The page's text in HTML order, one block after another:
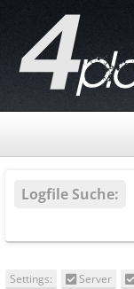
Logfile Suche:
Settings: Server